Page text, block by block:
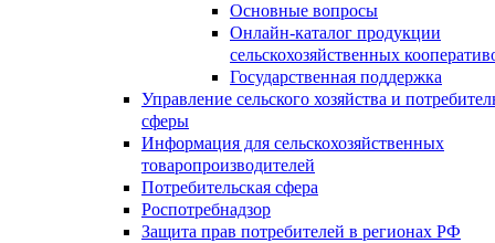
Основные вопросы
Онлайн-каталог продукции
сельскохозяйственных
Государственная поддержка
Управление сельского хозяйства и
сферы
Информация для сельскохозяйственных
товаропроизводителей
Потребительская сфера
Роспотребнадзор
Защита прав потребителей в регионах РФ